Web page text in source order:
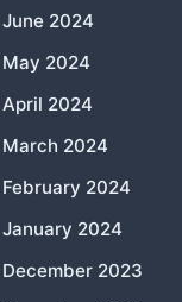
June 2024
May 2024
April 2024
March 2024
February 2024
January 2024
December 2023